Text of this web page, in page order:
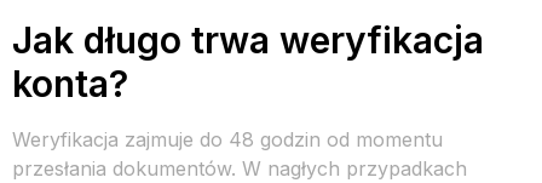
Jak długo trwa weryfikacja
konta?
Weryfikacja zajmuje do 48 godzin od momentu
przesłania dokumentów. W nagłych przypadkach